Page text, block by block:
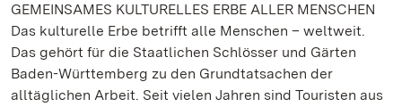
GEMEINSAMES KULTURELLES ERBE ALLER MENSCHEN
Das kulturelle Erbe betrifft alle Menschen – weltweit.
Das gehört für die Staatlichen Schlösser und Gärten
Baden-Württemberg zu den Grundtatsachen der
alltäglichen Arbeit. Seit vielen Jahren sind Touristen aus